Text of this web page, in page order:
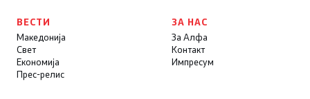
ВЕСТИ
Македонија
Свет
Економија
Прес-релис
ЗА НАС
За Алфа
Контакт
Импресум